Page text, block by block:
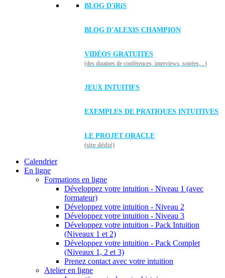
BLOG D'iRiS
BLOG D'ALEXIS CHAMPION
VIDÉOS GRATUITES
(des dizaines de conférences, interviews, soirées,...)
JEUX INTUITIFS
EXEMPLES DE PRATIQUES INTUITIVES
LE PROJET ORACLE
(site dédié)
Calendrier
En ligne
Formations en ligne
Développez votre intuition - Niveau 1 (avec
formateur)
Développez votre intuition - Niveau 2
Développez votre intuition - Niveau 3
Développez votre intuition - Pack Intuition
(Niveaux 1 et 2)
Développez votre intuition - Pack Complet
(Niveaux 1, 2 et 3)
Prenez contact avec votre intuition
Atelier en ligne